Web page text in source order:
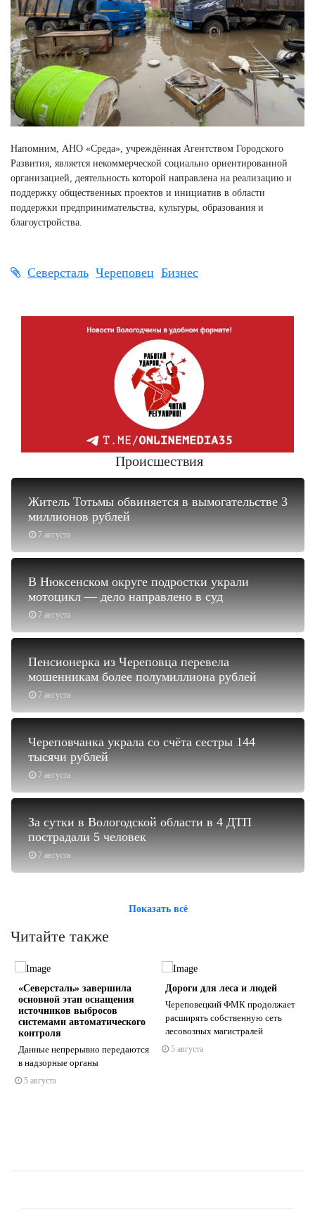
Напомним, АНО «Среда», учреждённая Агентством Городского
Развития, является некоммерческой социально ориентированной
организацией, деятельность которой направлена на реализацию и
поддержку общественных проектов и инициатив в области
поддержки предпринимательства, культуры, образования и
благоустройства.
Северсталь Череповец Бизнес
Происшествия
7 августа
Житель Тотьмы обвиняется в вымогательстве 3
миллионов рублей
7 августа
В Нюксенском округе подростки украли
мотоцикл — дело направлено в суд
7 августа
Пенсионерка из Череповца перевела
мошенникам более полумиллиона рублей
7 августа
Череповчанка украла со счёта сестры 144
тысячи рублей
7 августа
За сутки в Вологодской области в 4 ДТП
пострадали 5 человек
Показать всё
Читайте также
«Северсталь» завершила
основной этап оснащения
источников выбросов
системами автоматического
контроля
Данные непрерывно передаются
в надзорные органы
5 августа
Дороги для леса и людей
Череповецкий ФМК продолжает
расширять собственную сеть
лесовозных магистралей
5 августа